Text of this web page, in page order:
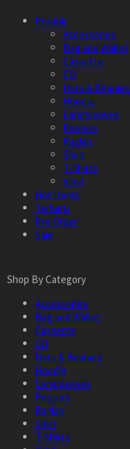
Produk
Accessories
Bag and Wallet
Cassette
CD
Hats & Beanies
Hoodie
Longsleeves
Posters
Raglan
Shirt
T-Shirts
Vinyl
Hot Items
Terbaru
Pre Order
Sale
Shop By Category
Accessories
Bag and Wallet
Cassette
CD
Hats & Beanies
Hoodie
Longsleeves
Posters
Raglan
Shirt
T-Shirts